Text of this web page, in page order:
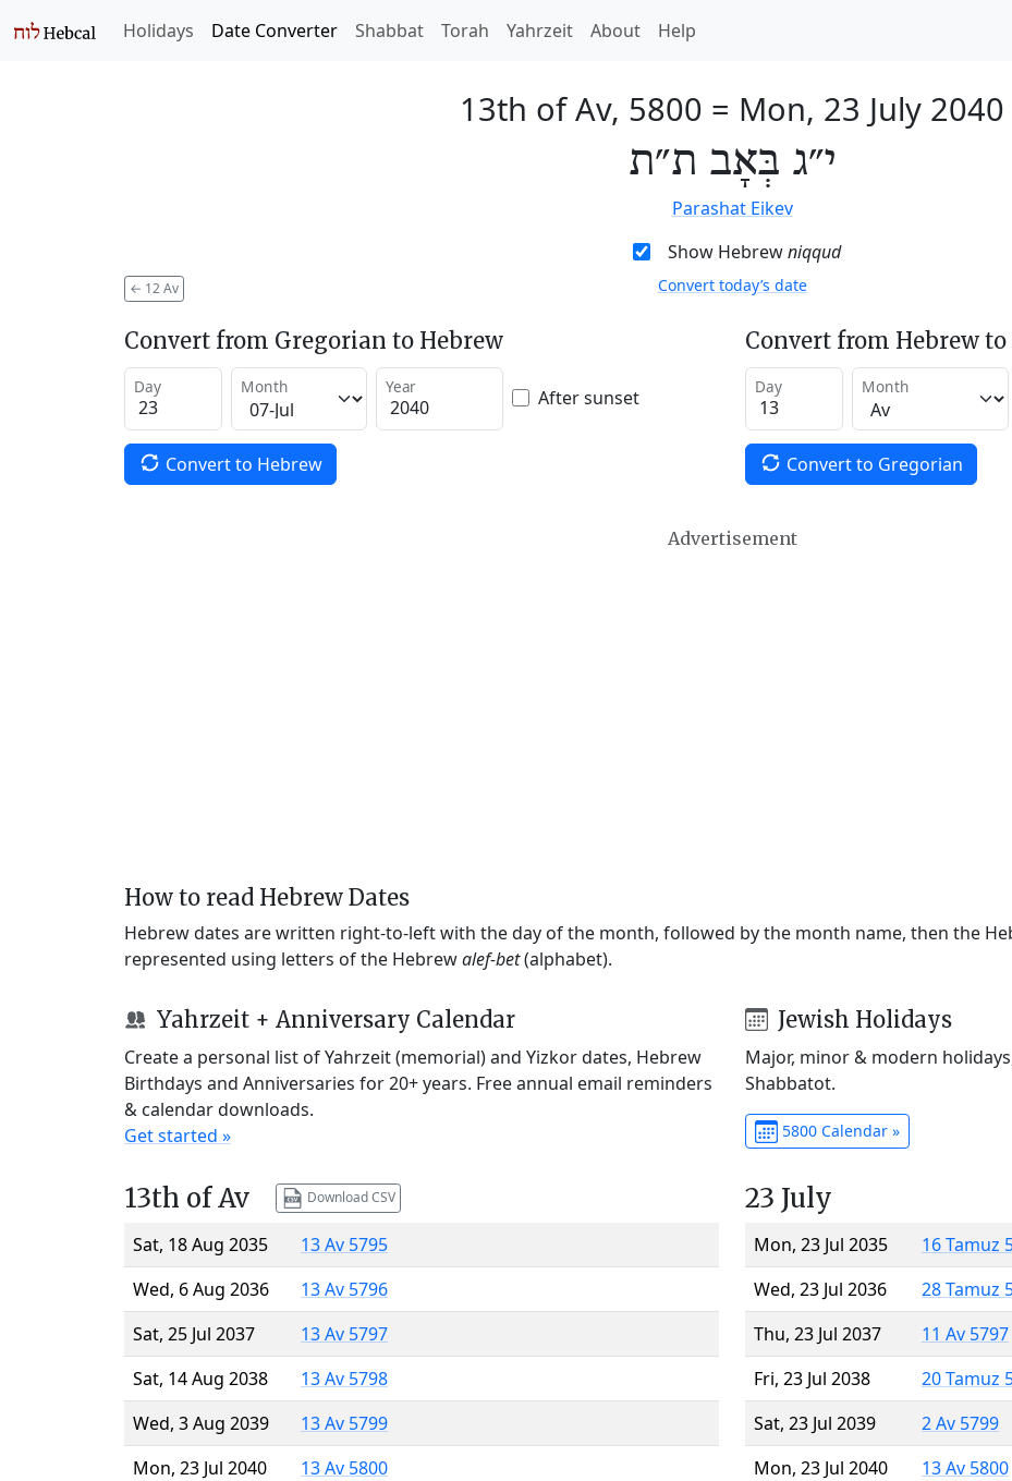
Holidays Date Converter Shabbat Torah Yahrzeit About Help
13th of Av, 5800 = Mon, 23 July 2040
י״ג בְּאָב ת״ת
Parashat Eikev
Show Hebrewniqqud
← 12 Av Convert today’s date
Convert from Gregorian to Hebrew
Day Month Year After sunset
Convert to Hebrew
Convert from Hebrew
Day Month
Convert to Gregorian
Advertisement
How to read Hebrew Dates
Hebrew dates are written right-to-left with the day of the month, followed by the month name, then the
represented using letters of the Hebrewalef-bet(alphabet).
Yahrzeit + Anniversary Calendar
Create a personal list of Yahrzeit (memorial) and Yizkor dates, Hebrew
Birthdays and Anniversaries for 20+ years. Free annual email reminders
& calendar downloads.
Get started »
Jewish Holidays
Major, minor & modern
Shabbatot.
5800 Calendar »
13th of Av Download CSV
Sat, 18 Aug 2035
13 Av 5795
Wed, 6 Aug 2036
13 Av 5796
Sat, 25 Jul 2037
13 Av 5797
Sat, 14 Aug 2038
13 Av 5798
Wed, 3 Aug 2039
13 Av 5799
Mon, 23 Jul 2040
13 Av 5800
23 July
Mon, 23 Jul 2035
16 Tamuz
Wed, 23 Jul 2036
28 Tamuz
Thu, 23 Jul 2037
11 Av 5797
Fri, 23 Jul 2038
20 Tamuz
Sat, 23 Jul 2039
2 Av 5799
Mon, 23 Jul 2040
13 Av 5800